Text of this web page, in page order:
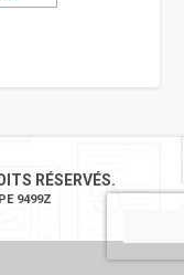
RÉSERVÉS.
9499Z